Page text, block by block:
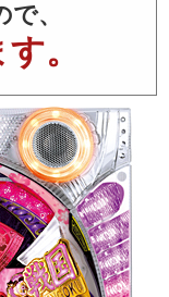
、
。